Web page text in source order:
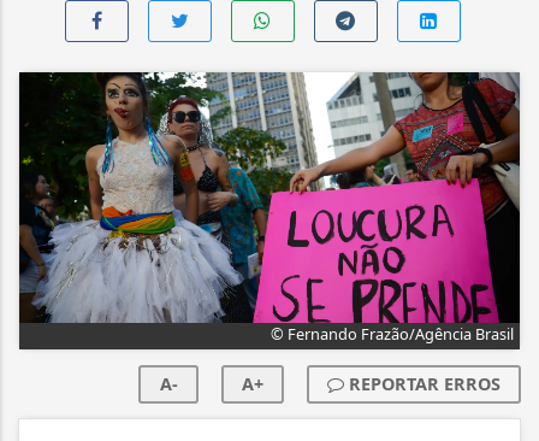
© Fernando Frazão/Agência Brasil
A- A+ REPORTAR ERROS